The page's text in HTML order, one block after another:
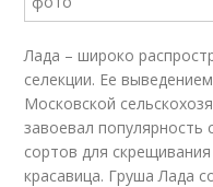
Лада – широко
селекции. Ее
Московской
завоевал популярность
сортов для
красавица. Груша Лада